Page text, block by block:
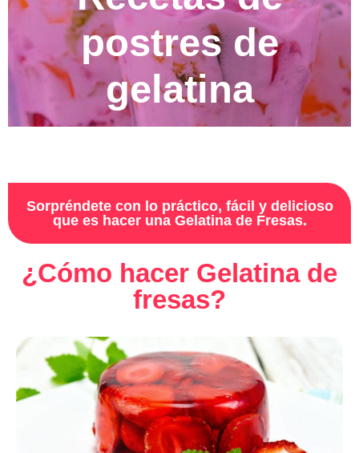
postres de
gelatina
Sorpréndete con lo práctico, fácil y delicioso
que es hacer una Gelatina de Fresas.
¿Cómo hacer Gelatina de
fresas?